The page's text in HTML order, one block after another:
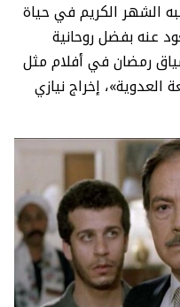
الشهر الكريم في حياة
عنه بفضل روحانية
رمضان في أفلام مثل
العدوية»، إخراج نيازي